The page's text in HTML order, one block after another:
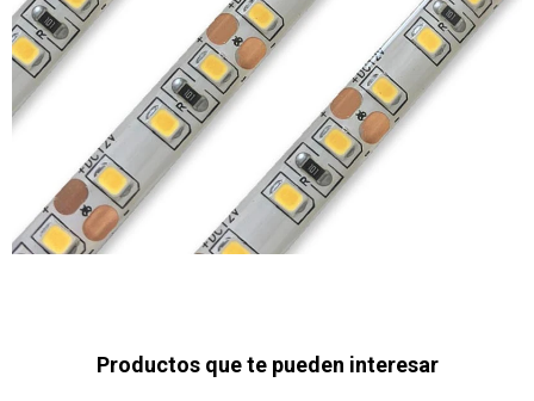
Productos que te pueden interesar